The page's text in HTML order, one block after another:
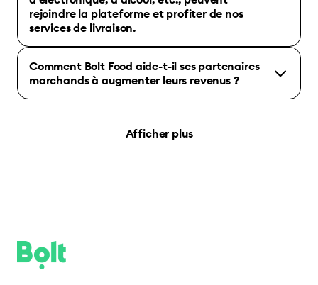
rejoindre la plateforme et profiter de nos
services de livraison.
Comment Bolt Food aide-t-il ses partenaires
marchands à augmenter leurs revenus ?
Afficher plus